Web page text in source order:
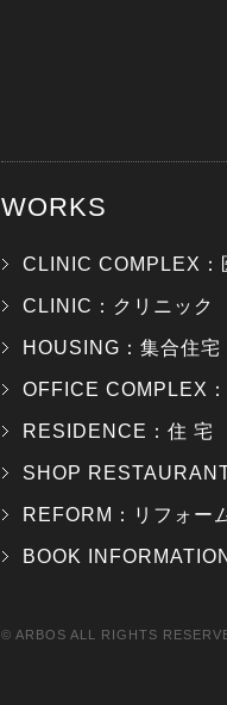
WORKS
CLINIC COMPLEX：
CLINIC：クリニック
HOUSING：集合住宅
OFFICE COMPLEX
RESIDENCE：住 宅
SHOP
REFORM：リフォー
BOOK
© ARBOS ALL RIGHTS